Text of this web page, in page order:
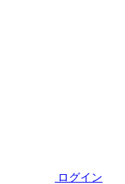
ログイン